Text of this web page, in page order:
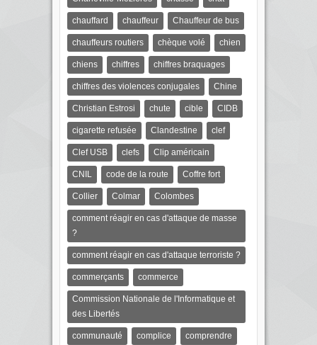
chauffard chauffeur Chauffeur de bus
chauffeurs routiers chèque volé chien
chiens chiffres chiffres braquages
chiffres des violences conjugales Chine
Christian Estrosi chute cible CIDB
cigarette refusée Clandestine clef
Clef USB clefs Clip américain
CNIL code de la route Coffre fort
Collier Colmar Colombes
comment réagir en cas d'attaque de masse
?
comment réagir en cas d'attaque terroriste ?
commerçants commerce
Commission Nationale de l'Informatique et
des Libertés
communauté complice comprendre